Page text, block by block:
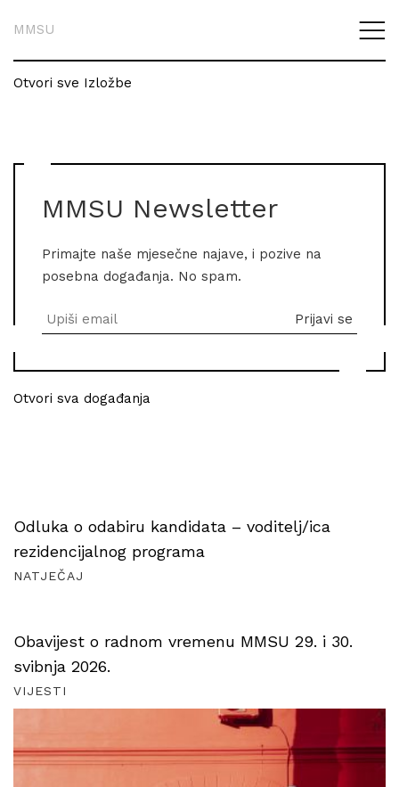
MMSU
Otvori sve Izložbe
MMSU Newsletter
Primajte naše mjesečne najave, i pozive na
posebna događanja. No spam.
Otvori sva događanja
Odluka o odabiru kandidata – voditelj/ica
rezidencijalnog programa
NATJEČAJ
Obavijest o radnom vremenu MMSU 29. i 30.
svibnja 2026.
VIJESTI